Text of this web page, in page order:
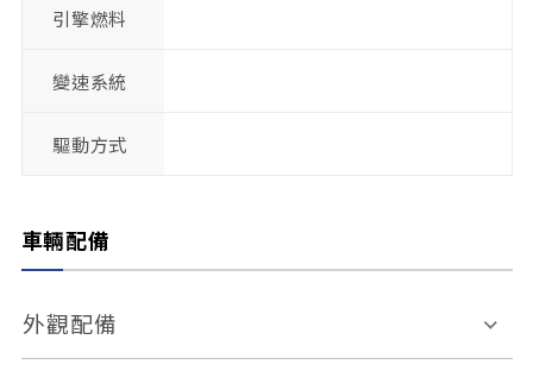
引擎燃料
變速系統
驅動方式
車輛配備
外觀配備